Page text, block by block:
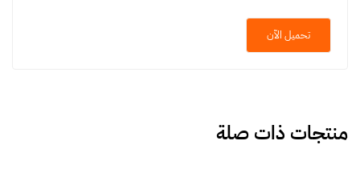
تحميل الآن
منتجات ذات صلة